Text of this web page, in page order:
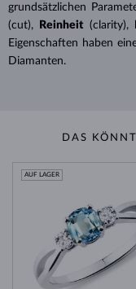
grundsätzlichen
(cut),
Reinheit (clarity),
Eigenschaften haben
Diamanten.
DAS
AUF LAGER